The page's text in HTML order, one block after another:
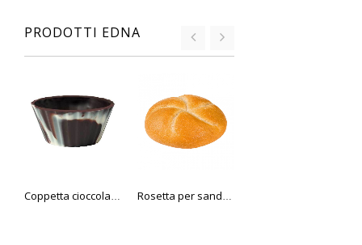
PRODOTTI EDNA
Coppetta cioccolato "Ballerina marbled" Rosetta per sandwich Edna 90 gr